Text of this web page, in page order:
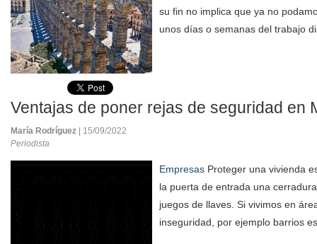
su fin no implica que ya no
unos días o semanas del trabajo
Ventajas de poner rejas de seguridad en
María Rodríguez
| 15/09/2022
Periodista
Empresas Proteger una vivienda
la puerta de entrada una
juegos de llaves. Si vivimos en
inseguridad, por ejemplo barrios